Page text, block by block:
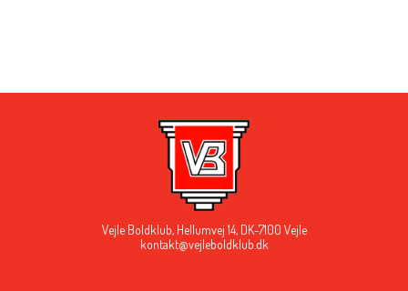
Vejle Boldklub, Hellumvej 14, DK-7100 Vejle
kontakt@vejleboldklub.dk